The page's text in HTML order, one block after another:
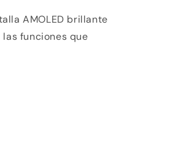
AMOLED brillante
las funciones que